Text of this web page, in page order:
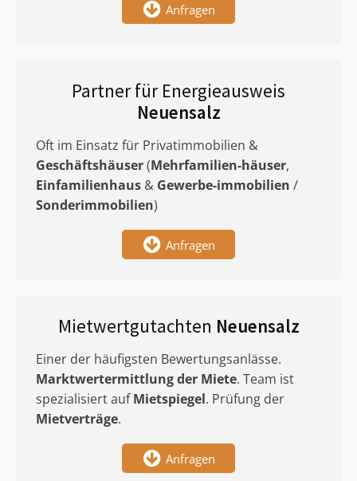
Anfragen
Partner für Energieausweis
Neuensalz
Oft im Einsatz für Privatimmobilien &
Geschäftshäuser(Mehrfamilien-häuser,
Einfamilienhaus & Gewerbe-immobilien /
Sonderimmobilien)
Anfragen
Mietwertgutachten Neuensalz
Einer der häufigsten Bewertungsanlässe.
Marktwertermittlungder Miete. Team ist
spezialisiert aufMietspiegel. Prüfung der
Mietverträge.
Anfragen